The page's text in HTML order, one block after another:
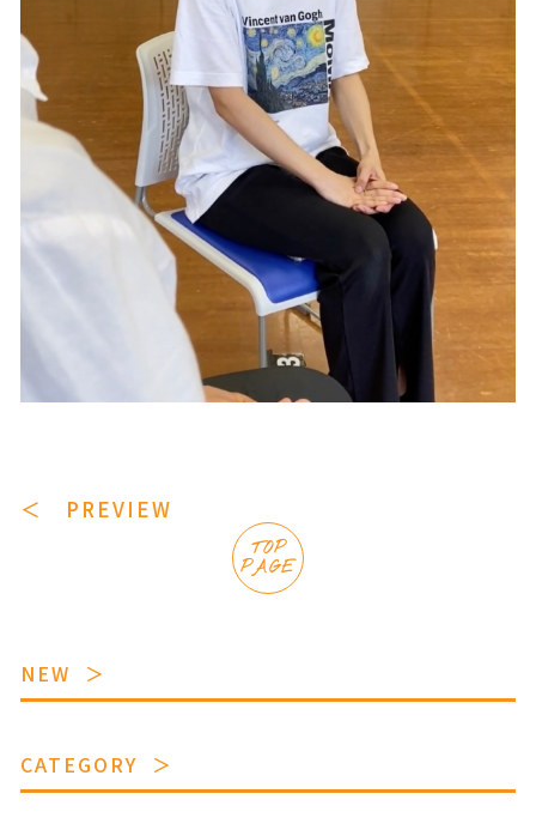
＜ PREVIEW
TOP
PAGE
NEW
CATEGORY